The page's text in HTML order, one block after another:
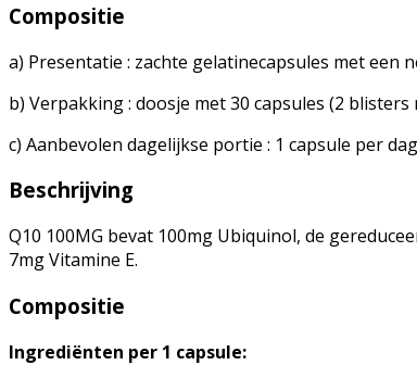
Compositie
a) Presentatie : zachte gelatinecapsules met een
b) Verpakking : doosje met 30 capsules (2 blisters
c) Aanbevolen dagelijkse portie : 1 capsule per dag
Beschrijving
Q10 100MG bevat 100mg Ubiquinol, de
7mg Vitamine E.
Compositie
Ingrediënten per 1 capsule: